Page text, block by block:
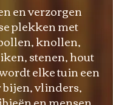
en verzorgen
plekken met
knollen,
stenen, hout
elke tuin een
bijen, vlinders,